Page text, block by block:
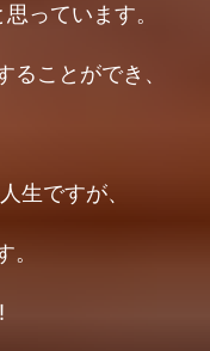
っています。
ることができ、
生ですが、